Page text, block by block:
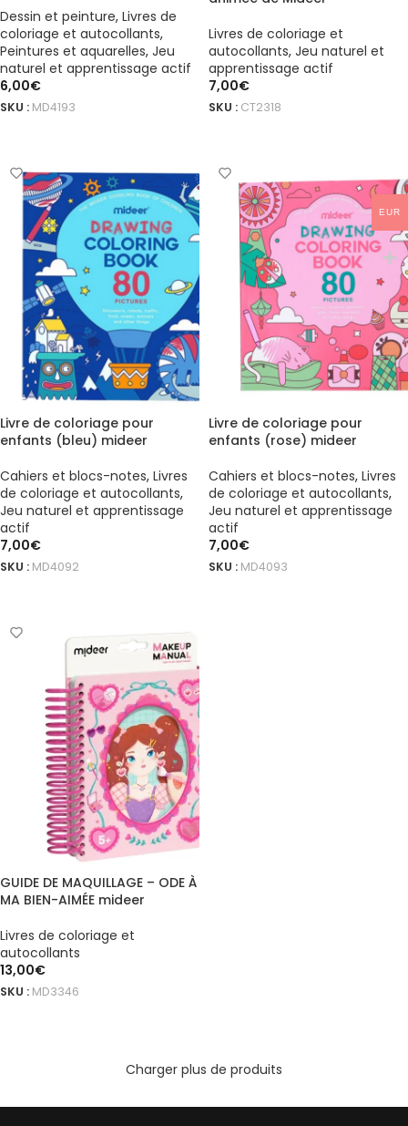
Dessin et peinture, Livres de
coloriage et autocollants,
Peintures et aquarelles, Jeu
naturel et apprentissage actif
6,00€
SKU : MD4193
Livres de coloriage et
autocollants, Jeu naturel et
apprentissage actif
7,00€
SKU : CT2318
Livre de coloriage pour
enfants (bleu) mideer
Cahiers et blocs-notes, Livres
de coloriage et autocollants,
Jeu naturel et apprentissage
actif
7,00€
SKU : MD4092
Livre de coloriage pour
enfants (rose) mideer
Cahiers et blocs-notes, Livres
de coloriage et autocollants,
Jeu naturel et apprentissage
actif
7,00€
SKU : MD4093
GUIDE DE MAQUILLAGE – ODE À
MA BIEN-AIMÉE mideer
Livres de coloriage et
autocollants
13,00€
SKU : MD3346
Charger plus de produits
EUR